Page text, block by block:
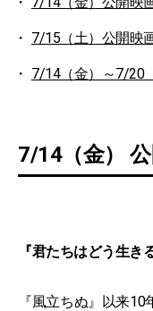
7/15（土）公開映
7/14（金）～7/20
7/14（金）
『君たちはどう生き
『風立ちぬ』以来